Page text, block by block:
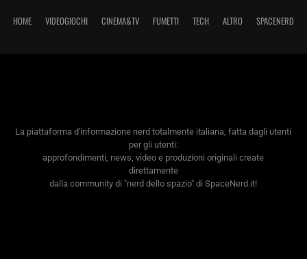
HOME VIDEOGIOCHI CINEMA&TV FUMETTI TECH ALTRO SPACENERD
La piattaforma d'informazione nerd totalmente italiana, fatta dagli utenti
per gli utenti:
approfondimenti, news, video e produzioni originali create
direttamente
dalla community di "nerd dello spazio" di SpaceNerd.it!